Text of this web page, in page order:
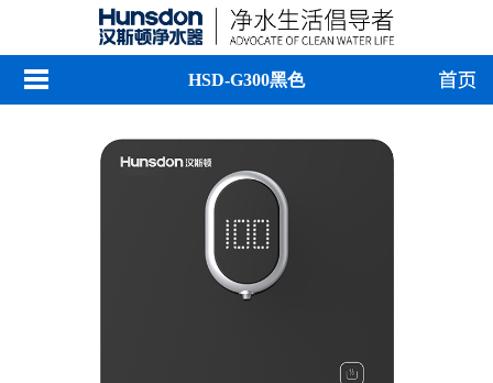
HSD-G300黑色